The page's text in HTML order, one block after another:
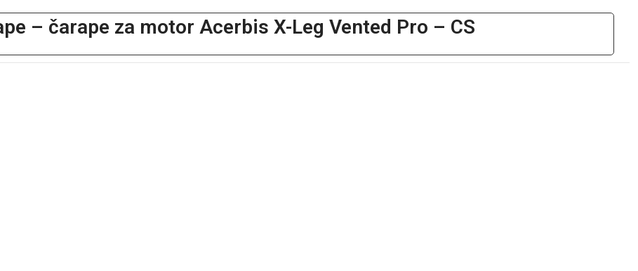
– čarape za motor Acerbis X-Leg Vented Pro – CS